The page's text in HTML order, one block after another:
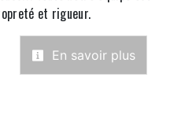
et rigueur.
En savoir plus